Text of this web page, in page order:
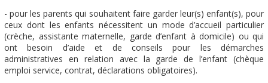
- pour les parents qui souhaitent faire garder leur(s) enfant(s), pour
ceux dont les enfants nécessitent un mode d’accueil particulier
(crèche, assistante maternelle, garde d’enfant à domicile) ou qui
ont besoin d’aide et de conseils pour les démarches
administratives en relation avec la garde de l’enfant (chèque
emploi service, contrat, déclarations obligatoires).